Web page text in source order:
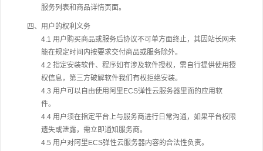
服务列表和商品详情页面。
四、用户的权利义务
4.1 用户购买商品或服务后协议不可单方面终止，其因站长网未
能在规定时间内按要求交付商品或服务除外。
4.2 指定安装软件、程序如有涉及软件授权，需自行提供使用授
权信息，第三方破解软件我们有权拒绝安装。
4.3 用户可以自由使用阿里ECS弹性云服务器里面的应用软
件。
4.4 用户须在指定平台上与服务商进行日常沟通，如果平台权限
遗失或泄露，需立即通知服务商。
4.5 用户对阿里ECS弹性云服务器内容的合法性负责。